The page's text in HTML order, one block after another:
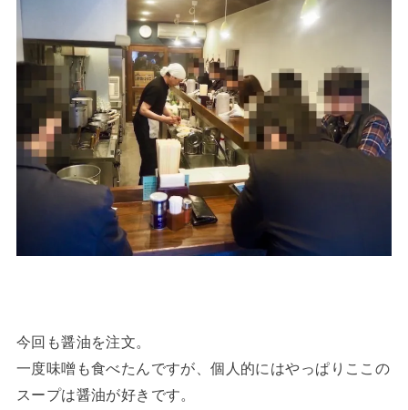
今回も醤油を注文。
一度味噌も食べたんですが、個人的にはやっぱりここの
スープは醤油が好きです。